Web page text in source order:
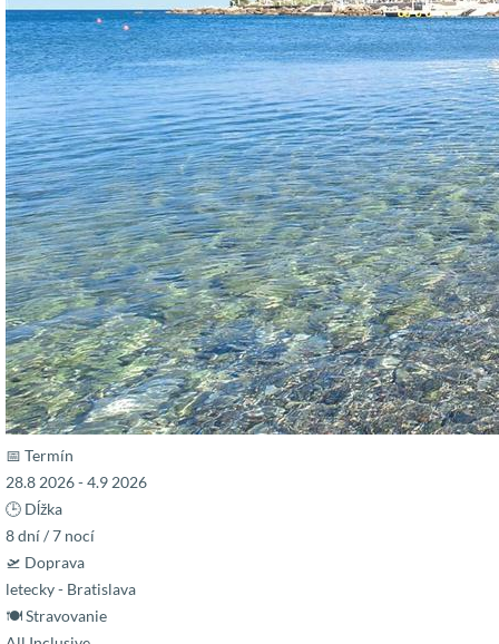
📅 Termín
28.8 2026 - 4.9 2026
🕒 Dĺžka
8 dní / 7 nocí
🛫 Doprava
letecky - Bratislava
🍽 Stravovanie